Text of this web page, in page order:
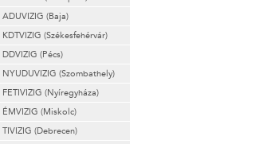
ADUVIZIG (Baja)
KDTVIZIG (Székesfehérvár)
DDVIZIG (Pécs)
NYUDUVIZIG (Szombathely)
FETIVIZIG (Nyíregyháza)
ÉMVIZIG (Miskolc)
TIVIZIG (Debrecen)